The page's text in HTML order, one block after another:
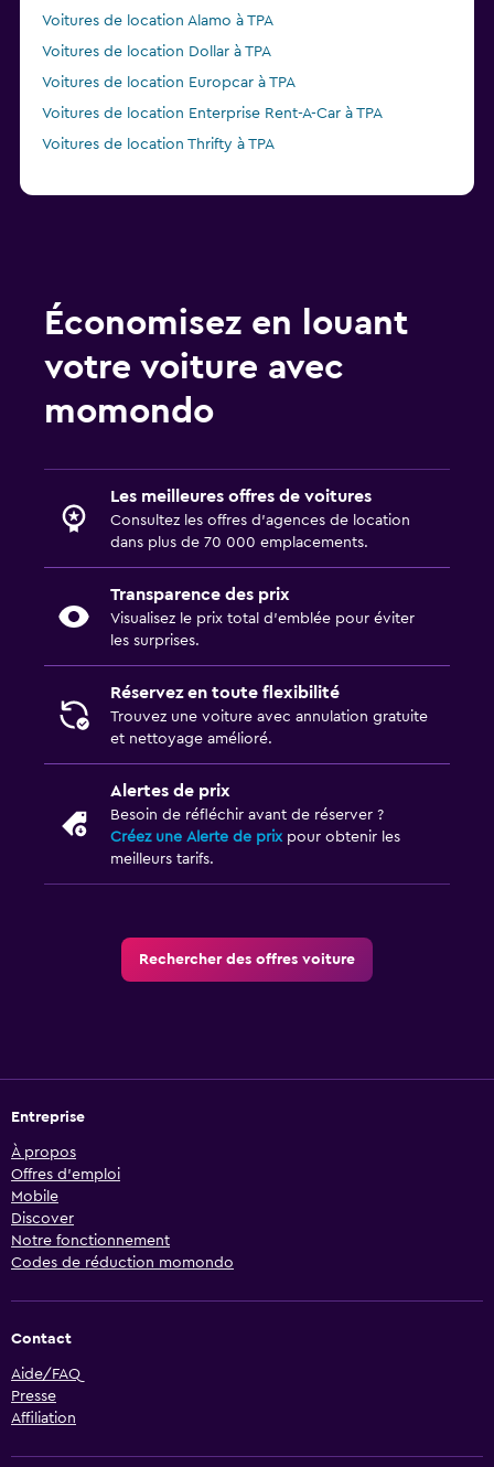
Voitures de location Alamo à TPA
Voitures de location Dollar à TPA
Voitures de location Europcar à TPA
Voitures de location Enterprise Rent-A-Car à TPA
Voitures de location Thrifty à TPA
Économisez en louant
votre voiture avec
momondo
Les meilleures offres de voitures
Consultez les offres d’agences de location
dans plus de 70 000 emplacements.
Transparence des prix
Visualisez le prix total d’emblée pour éviter
les surprises.
Réservez en toute flexibilité
Trouvez une voiture avec annulation gratuite
et nettoyage amélioré.
Alertes de prix
Besoin de réfléchir avant de réserver ?
Créez une Alerte de prixpour obtenir les
meilleurs tarifs.
Rechercher des offres voiture
Entreprise
À propos
Offres d’emploi
Mobile
Discover
Notre fonctionnement
Codes de réduction momondo
Contact
Aide/FAQ
Presse
Affiliation